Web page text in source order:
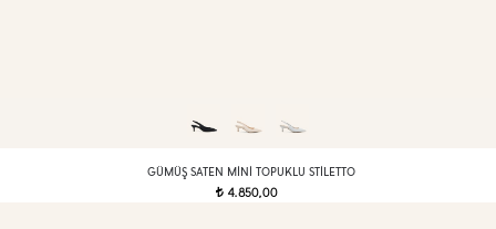
GÜMÜŞ SATEN MINI TOPUKLU STILETTO
t 4.850,00